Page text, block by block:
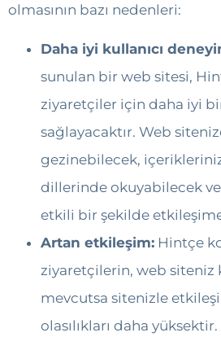
olmasının bazı nedenleri:
Daha iyi kullanıcı
sunulan bir web sitesi,
ziyaretçiler için daha iyi
sağlayacaktır. Web
gezinebilecek,
dillerinde okuyabilecek
etkili bir şekilde
Artan etkileşim: Hintçe
ziyaretçilerin, web siteniz
mevcutsa sitenizle
olasılıkları daha